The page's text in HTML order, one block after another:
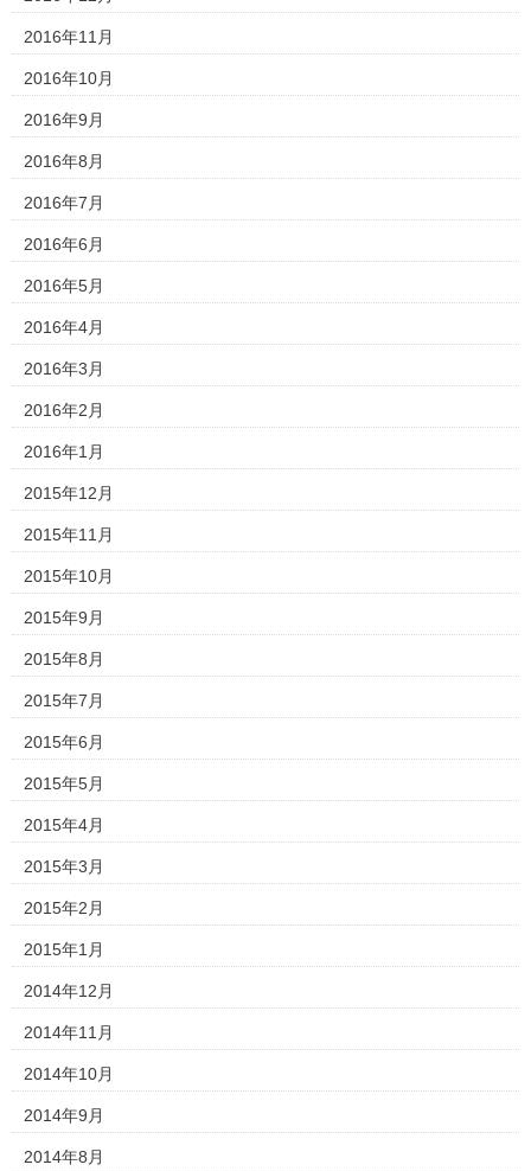
2016年11月
2016年10月
2016年9月
2016年8月
2016年7月
2016年6月
2016年5月
2016年4月
2016年3月
2016年2月
2016年1月
2015年12月
2015年11月
2015年10月
2015年9月
2015年8月
2015年7月
2015年6月
2015年5月
2015年4月
2015年3月
2015年2月
2015年1月
2014年12月
2014年11月
2014年10月
2014年9月
2014年8月